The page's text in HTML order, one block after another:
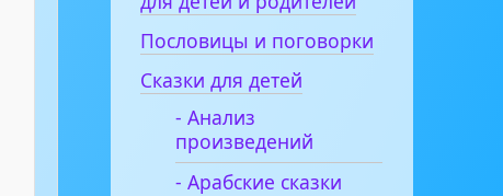
Пословицы и поговорки
Сказки для детей
- Анализ
произведений
- Арабские сказки